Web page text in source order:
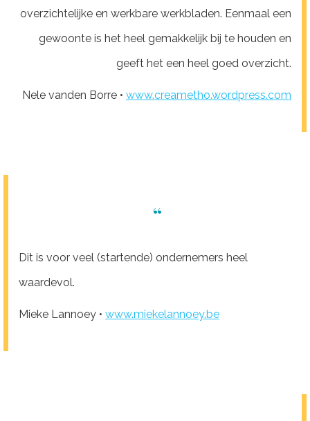
overzichtelijke en werkbare werkbladen. Eenmaal een
gewoonte is het heel gemakkelijk bij te houden en
geeft het een heel goed overzicht.
Nele vanden Borre • www.creametho.wordpress.com
“
Dit is voor veel (startende) ondernemers heel
waardevol.
Mieke Lannoey • www.miekelannoey.be